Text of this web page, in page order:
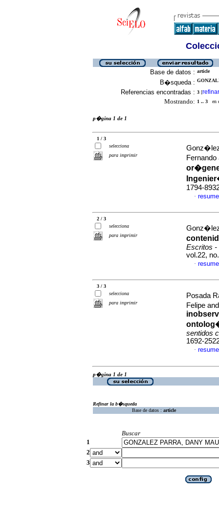
Base de datos : article
B�squeda :
Referencias encontradas : 3 [refinar
Mostrando: 1 .. 3 en
p�gina 1 de 1
1 / 3
selecciona
para imprimir
1794-
·
2 / 3
selecciona
para imprimir
Escritos -
vol.22,
·
3 / 3
selecciona
para imprimir
Posada
Felipe
sentidos
1692-
·
p�gina 1 de 1
Refinar la b�squeda
Base de datos : article
Buscar
1
2
3